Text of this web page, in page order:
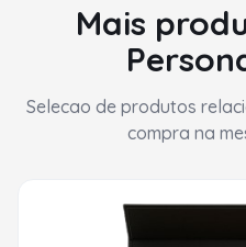
Mais
Selecao de produtos
compra na